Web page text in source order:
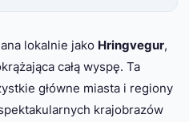
lokalnie jako Hringvegur,
całą wyspę. Ta
główne miasta i regiony
krajobrazów